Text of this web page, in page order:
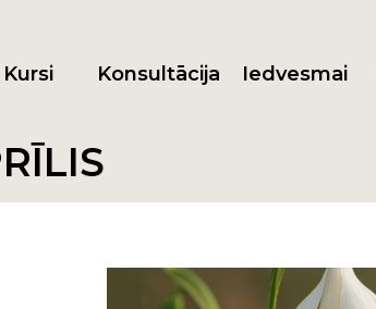
Konsultācija Iedvesmai
Kursi